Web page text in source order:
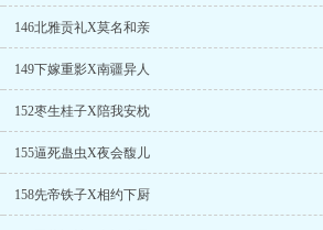
146北雅贡礼X莫名和亲
149下嫁重影X南疆异人
152枣生桂子X陪我安枕
155逼死蛊虫X夜会馥儿
158先帝铁子X相约下厨